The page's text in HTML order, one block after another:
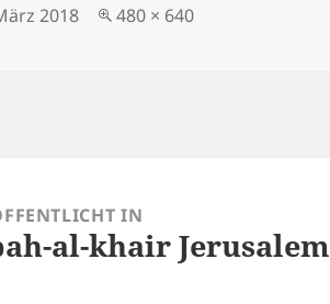
2018 Originalgröße
480 × 640
IN
al-khair Jerusalem